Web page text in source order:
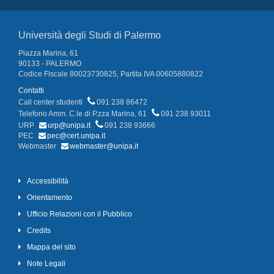
Università degli Studi di Palermo
Piazza Marina, 61
90133 - PALERMO
Codice Fiscale 80023730825, Partita IVA 00605880822
Contatti
Call center studenti
091 238 86472
Telefono Amm. C.le di P.zza Marina, 61
091 238 93011
URP
urp@unipa.it
091 238 93666
PEC
pec@cert.unipa.it
Webmaster
webmaster@unipa.it
Accessibilità
Orientamento
Ufficio Relazioni con il Pubblico
Credits
Mappa del sito
Note Legali